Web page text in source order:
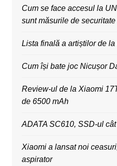
Cum se face accesul la
sunt măsurile de securitate
Lista finală a artiștilor de
Cum își bate joc Nicușor
Review-ul de la Xiaomi
de 6500 mAh
ADATA SC610, SSD-ul
Xiaomi a lansat noi
aspirator